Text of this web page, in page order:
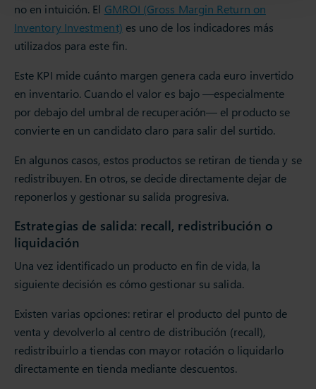
no en intuición. El GMROI (Gross Margin Return on
Inventory Investment) es uno de los indicadores más
utilizados para este fin.
Este KPI mide cuánto margen genera cada euro invertido
en inventario. Cuando el valor es bajo —especialmente
por debajo del umbral de recuperación— el producto se
convierte en un candidato claro para salir del surtido.
En algunos casos, estos productos se retiran de tienda y se
redistribuyen. En otros, se decide directamente dejar de
reponerlos y gestionar su salida progresiva.
Estrategias de salida: recall, redistribución o
liquidación
Una vez identificado un producto en fin de vida, la
siguiente decisión es cómo gestionar su salida.
Existen varias opciones: retirar el producto del punto de
venta y devolverlo al centro de distribución (recall),
redistribuirlo a tiendas con mayor rotación o liquidarlo
directamente en tienda mediante descuentos.